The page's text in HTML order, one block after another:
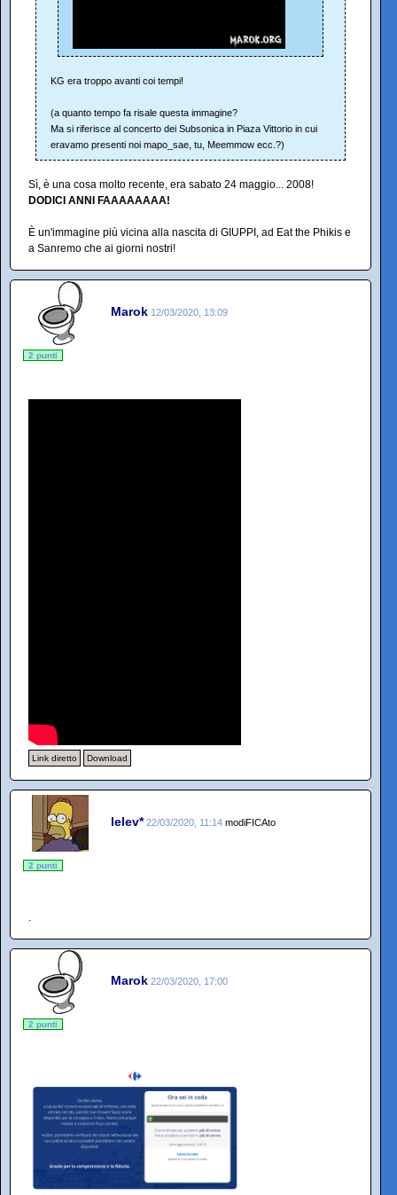
KG era troppo avanti coi tempi!
(a quanto tempo fa risale questa immagine?
Ma si riferisce al concerto dei Subsonica in Piaza Vittorio in cui
eravamo presenti noi mapo_sae, tu, Meemmow ecc.?)
Sì, è una cosa molto recente, era sabato 24 maggio... 2008!
DODICI ANNI FAAAAAAAA!
È un'immagine più vicina alla nascita di GIUPPI, ad Eat the Phikis e
a Sanremo che ai giorni nostri!
Marok 12/03/2020, 13:09
2 punti
Link diretto Download
lelev* 22/03/2020, 11:14 modiFICAto
2 punti
.
Marok 22/03/2020, 17:00
2 punti